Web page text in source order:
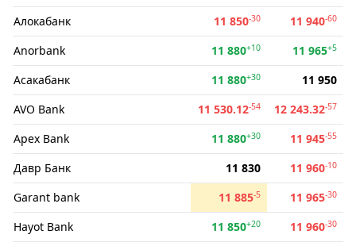
Алокабанк 11 850-30 11 940-60
Anorbank 11 880+10 11 965+5
Асакабанк 11 880+30
11 950
AVO Bank
11 530.12-54 12 243.32-57
Apex Bank 11 880+30 11 945-55
Давр Банк 11 830 11 960-10
Garant bank 11 885-5 11 965-30
Hayot Bank 11 850+20 11 960-30